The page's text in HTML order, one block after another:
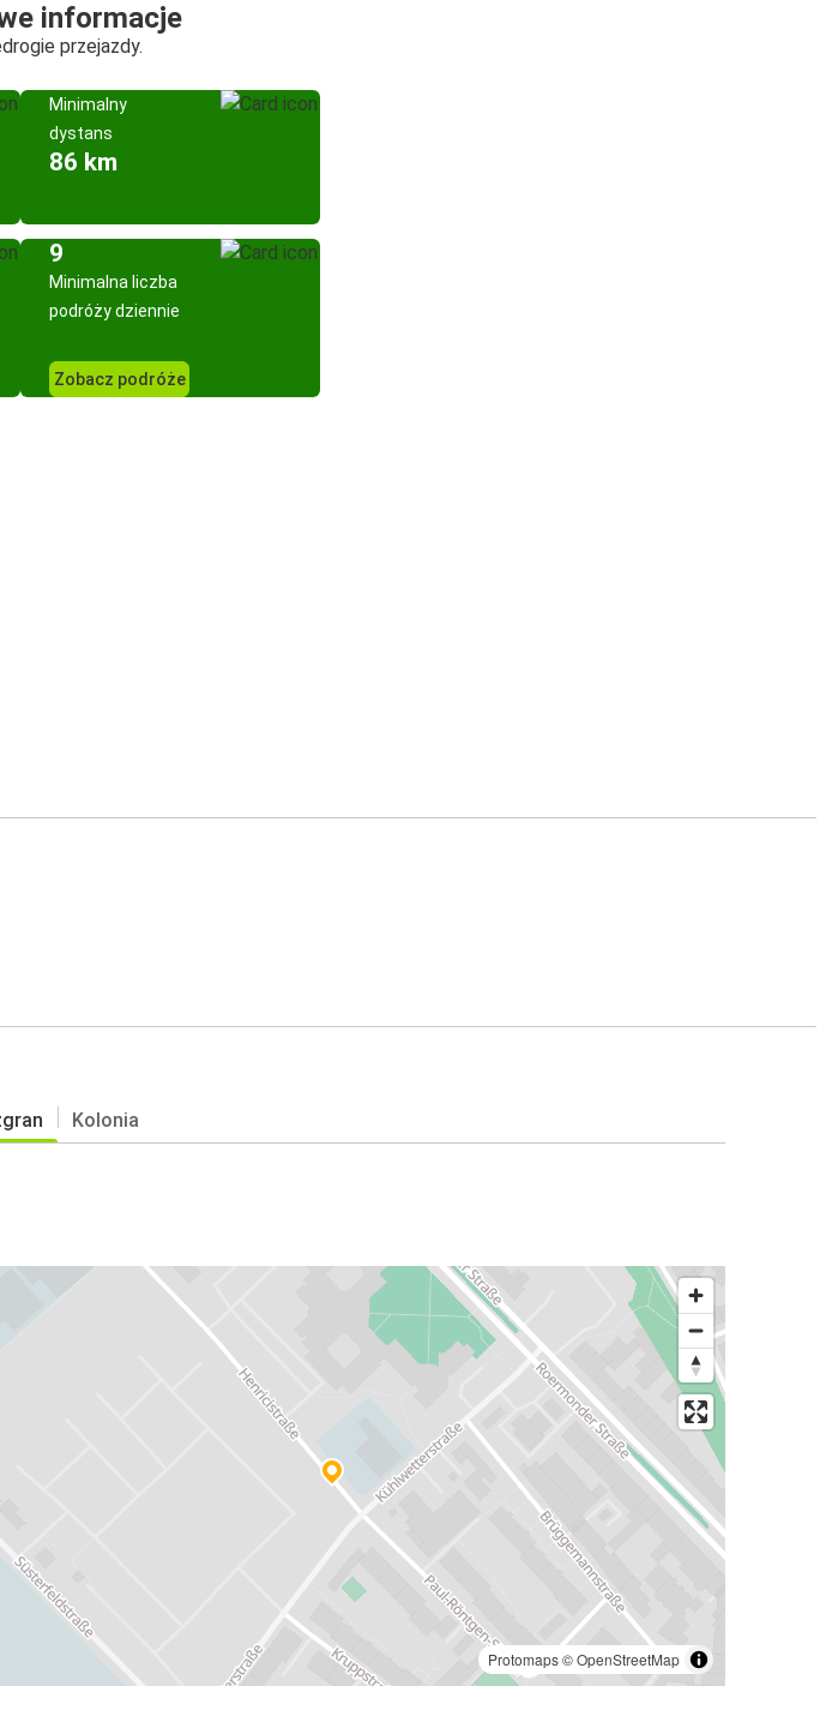
informacje
przejazdy.
Minimalny
dystans
86 km
9
Minimalna liczba
podróży dziennie
Zobacz podróże
Kolonia
Protomaps©OpenStreetMap